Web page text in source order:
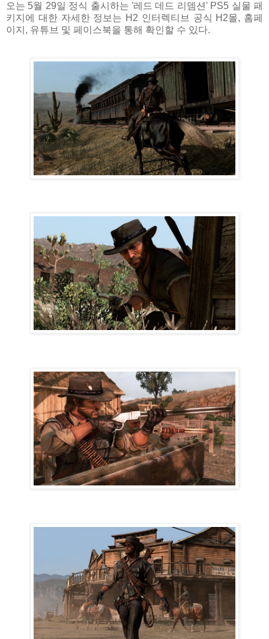
오는 5월 29일 정식 출시하는 '레드 데드 리뎀션' PS5 실물 패
키지에 대한 자세한 정보는 H2 인터렉티브 공식 H2몰, 홈페
이지, 유튜브 및 페이스북을 통해 확인할 수 있다.